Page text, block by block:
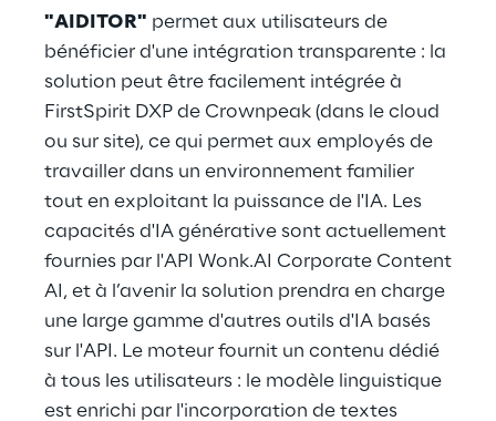
"AIDITOR" permet aux utilisateurs de
bénéficier d'une intégration transparente : la
solution peut être facilement intégrée à
FirstSpirit DXP de Crownpeak (dans le cloud
ou sur site), ce qui permet aux employés de
travailler dans un environnement familier
tout en exploitant la puissance de l'IA. Les
capacités d'IA générative sont actuellement
fournies par l'API Wonk.AI Corporate Content
AI, et à l’avenir la solution prendra en charge
une large gamme d'autres outils d'IA basés
sur l'API. Le moteur fournit un contenu dédié
à tous les utilisateurs : le modèle linguistique
est enrichi par l'incorporation de textes